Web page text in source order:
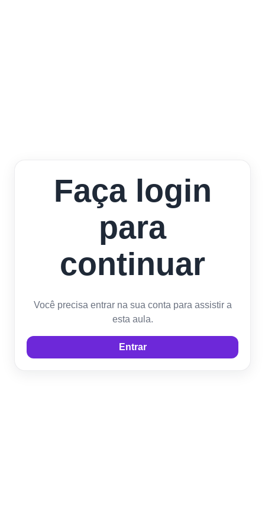
Faça login
para
continuar
Você precisa entrar na sua conta para assistir a
esta aula.
Entrar